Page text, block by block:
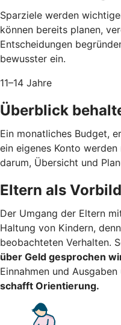
Sparziele werden
können bereits planen,
Entscheidungen
bewusster ein.
11–14 Jahre
Überblick
Ein monatliches Budget,
ein eigenes Konto
darum, Übersicht und
Eltern als Vorbild
Der Umgang der Eltern
Haltung von Kindern,
beobachteten Verhalten.
über Geld gesprochen
Einnahmen und Ausgaben
schafft Orientierung.